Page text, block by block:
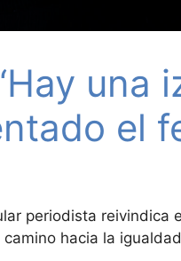
una
el
periodista reivindica
hacia la igualdad